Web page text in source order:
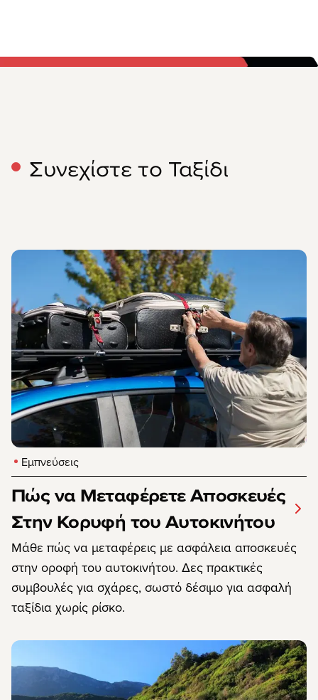
Συνεχίστε το Ταξίδι
Εμπνεύσεις
Πώς να Μεταφέρετε Αποσκευές
Στην Κορυφή του Αυτοκινήτου
Μάθε πώς να μεταφέρεις με ασφάλεια αποσκευές
στην οροφή του αυτοκινήτου. Δες πρακτικές
συμβουλές για σχάρες, σωστό δέσιμο για ασφαλή
ταξίδια χωρίς ρίσκο.